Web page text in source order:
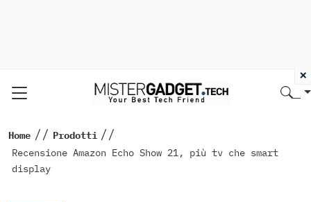
Home // Prodotti //
Recensione Amazon Echo Show 21, più tv che smart
display
×